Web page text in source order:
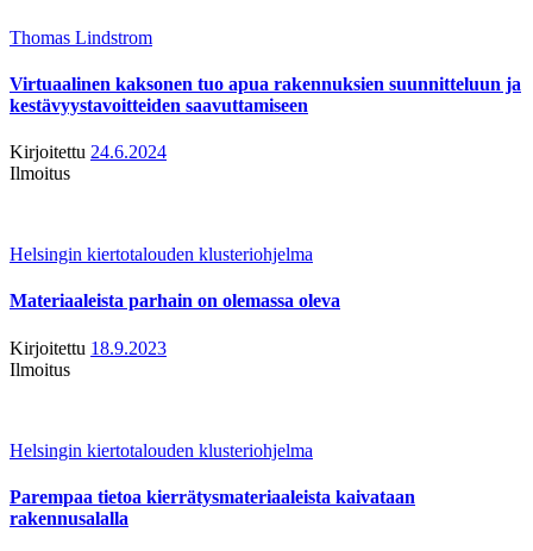
Thomas Lindstrom
Virtuaalinen kaksonen tuo apua rakennuksien suunnitteluun ja
kestävyystavoitteiden saavuttamiseen
Kirjoitettu 24.6.2024
Ilmoitus
Helsingin kiertotalouden klusteriohjelma
Materiaaleista parhain on olemassa oleva
Kirjoitettu 18.9.2023
Ilmoitus
Helsingin kiertotalouden klusteriohjelma
Parempaa tietoa kierrätysmateriaaleista kaivataan
rakennusalalla